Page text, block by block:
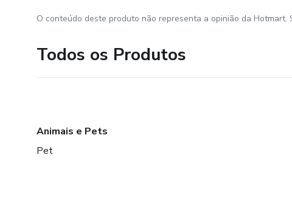
O conteúdo deste produto não representa a opinião da Hotmart.
Todos os Produtos
Animais e Pets
Pet